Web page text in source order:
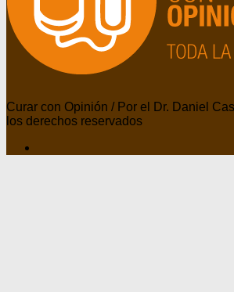
Curar con Opinión / Por el Dr. Daniel
los derechos reservados